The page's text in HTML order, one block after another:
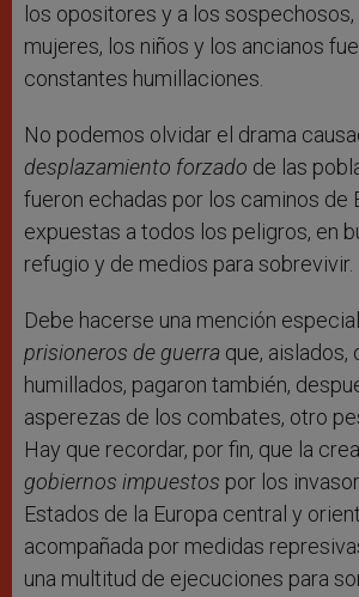
los opositores y a los
mujeres, los niños y los ancianos
constantes humillaciones.
No podemos olvidar el drama
desplazamiento forzado de las
fueron echadas por los caminos de
expuestas a todos los peligros, en
refugio y de medios para sobrevivir.
Debe hacerse una mención
prisioneros de guerra que, aislados,
humillados, pagaron también,
asperezas de los combates, otro
Hay que recordar, por fin, que la
gobiernos impuestos por los
Estados de la Europa central y
acompañada por medidas
una multitud de ejecuciones para